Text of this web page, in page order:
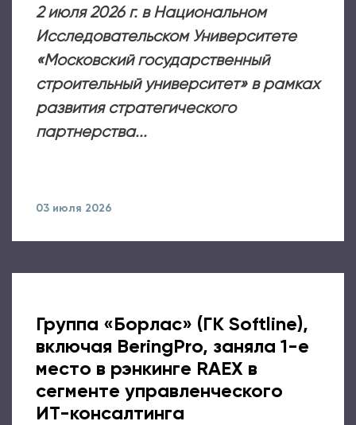
2 июля 2026 г. в Национальном
Исследовательском Университете
«Московский государственный
строительный университет» в рамках
развития стратегического
партнерства...
03 июля 2026
Группа «Борлас» (ГК Softline),
включая BeringPro, заняла 1-е
место в рэнкинге RAEX в
сегменте управленческого
ИТ-консалтинга